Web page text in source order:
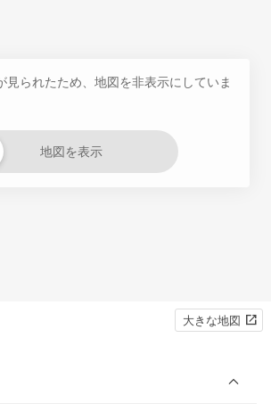
見られたため、地図を非表示にしていま
地図を表示
大きな地図